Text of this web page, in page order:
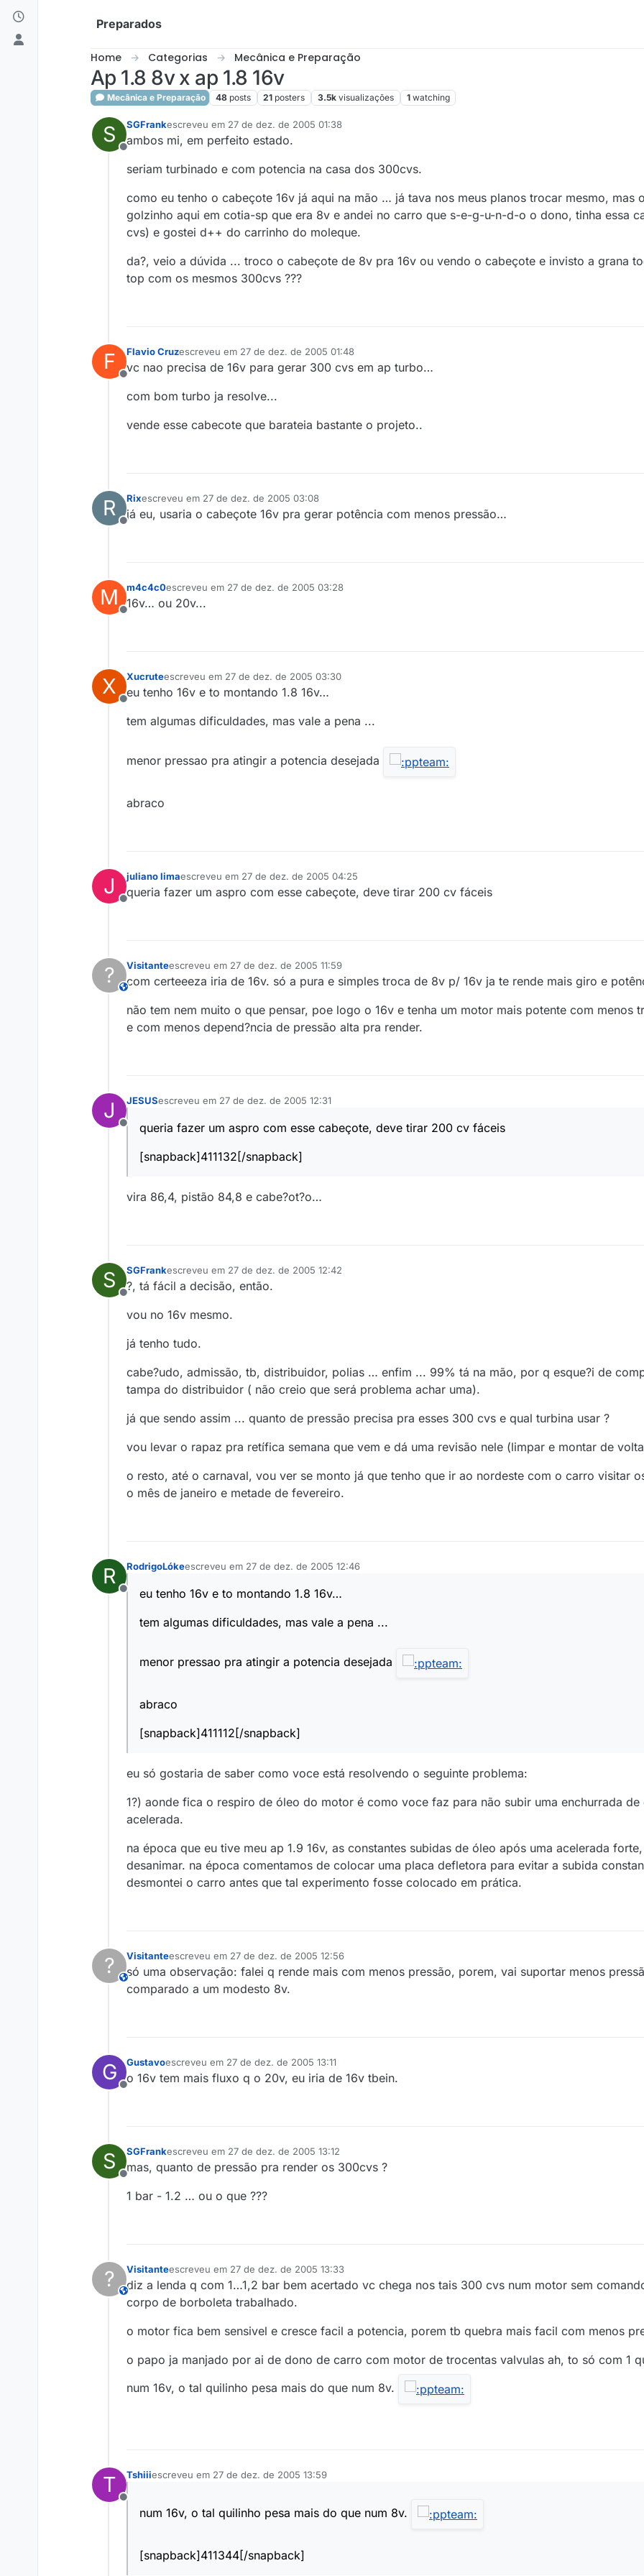
Skip to content
Preparados
Home Categorias Mecânica e Preparação
Ap 1.8 8v x ap 1.8 16v
Mecânica e Preparação 48 posts 21 posters 3.5k visualizações 1 watching
S
Offline
SGFrankescreveu em 27 de dez. de 2005 01:38
última edição por
ambos mi, em perfeito estado.
seriam turbinado e com potencia na casa dos 300cvs.
como eu tenho o cabeçote 16v já aqui na mão … já tava nos meus planos trocar mesmo, mas
golzinho aqui em cotia-sp que era 8v e andei no carro que s-e-g-u-n-d-o o dono, tinha essa
cvs) e gostei d++ do carrinho do moleque.
da?, veio a dúvida ... troco o cabeçote de 8v pra 16v ou vendo o cabeçote e invisto a grana
top com os mesmos 300cvs ???
F
Offline
Flavio Cruzescreveu em 27 de dez. de 2005 01:48
última edição por
vc nao precisa de 16v para gerar 300 cvs em ap turbo…
com bom turbo ja resolve...
vende esse cabecote que barateia bastante o projeto..
R
Offline
Rixescreveu em 27 de dez. de 2005 03:08
última edição por
já eu, usaria o cabeçote 16v pra gerar potência com menos pressão…
M
Offline
m4c4c0escreveu em 27 de dez. de 2005 03:28
última edição por
16v… ou 20v...
X
Offline
Xucruteescreveu em 27 de dez. de 2005 03:30
última edição por
eu tenho 16v e to montando 1.8 16v…
tem algumas dificuldades, mas vale a pena ...
menor pressao pra atingir a potencia desejada
abraco
J
Offline
juliano limaescreveu em 27 de dez. de 2005 04:25
última edição por
queria fazer um aspro com esse cabeçote, deve tirar 200 cv fáceis
? This user is from outside of this forum
Visitanteescreveu em 27 de dez. de 2005 11:59
última edição por
com certeeeza iria de 16v. só a pura e simples troca de 8v p/ 16v ja te rende mais giro e
não tem nem muito o que pensar, poe logo o 16v e tenha um motor mais potente com menos
e com menos depend?ncia de pressão alta pra render.
J
Offline
JESUSescreveu em 27 de dez. de 2005 12:31
última edição por
queria fazer um aspro com esse cabeçote, deve tirar 200 cv fáceis
[snapback]411132[/snapback]
vira 86,4, pistão 84,8 e cabe?ot?o…
S
Offline
SGFrankescreveu em 27 de dez. de 2005 12:42
última edição por
?, tá fácil a decisão, então.
vou no 16v mesmo.
já tenho tudo.
cabe?udo, admissão, tb, distribuidor, polias … enfim ... 99% tá na mão, por q esque?i de
tampa do distribuidor ( não creio que será problema achar uma).
já que sendo assim ... quanto de pressão precisa pra esses 300 cvs e qual turbina usar ?
vou levar o rapaz pra retífica semana que vem e dá uma revisão nele (limpar e montar de
o resto, até o carnaval, vou ver se monto já que tenho que ir ao nordeste com o carro visitar
o mês de janeiro e metade de fevereiro.
R
Offline
RodrigoLókeescreveu em 27 de dez. de 2005 12:46
última edição por
eu tenho 16v e to montando 1.8 16v…
tem algumas dificuldades, mas vale a pena ...
menor pressao pra atingir a potencia desejada
abraco
[snapback]411112[/snapback]
eu só gostaria de saber como voce está resolvendo o seguinte problema:
1?) aonde fica o respiro de óleo do motor é como voce faz para não subir uma enchurrada de
acelerada.
na época que eu tive meu ap 1.9 16v, as constantes subidas de óleo após uma acelerada
desanimar. na época comentamos de colocar uma placa defletora para evitar a subida
desmontei o carro antes que tal experimento fosse colocado em prática.
? This user is from outside of this forum
Visitanteescreveu em 27 de dez. de 2005 12:56
última edição por
só uma observação: falei q rende mais com menos pressão, porem, vai suportar menos
comparado a um modesto 8v.
G
Offline
Gustavoescreveu em 27 de dez. de 2005 13:11
última edição por
o 16v tem mais fluxo q o 20v, eu iria de 16v tbein.
S
Offline
SGFrankescreveu em 27 de dez. de 2005 13:12
última edição por
mas, quanto de pressão pra render os 300cvs ?
1 bar - 1.2 … ou o que ???
? This user is from outside of this forum
Visitanteescreveu em 27 de dez. de 2005 13:33
última edição por
diz a lenda q com 1…1,2 bar bem acertado vc chega nos tais 300 cvs num motor sem
corpo de borboleta trabalhado.
o motor fica bem sensivel e cresce facil a potencia, porem tb quebra mais facil com menos
o papo ja manjado por ai de dono de carro com motor de trocentas valvulas ah, to só com 1
num 16v, o tal quilinho pesa mais do que num 8v.
T
Offline
Tshiiiescreveu em 27 de dez. de 2005 13:59
última edição por
num 16v, o tal quilinho pesa mais do que num 8v.
[snapback]411344[/snapback]